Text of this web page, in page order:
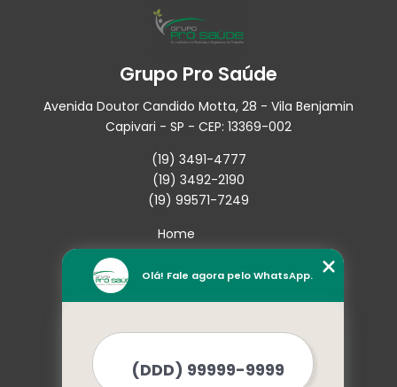
Grupo Pro Saúde
Avenida Doutor Candido Motta, 28 - Vila Benjamin
Capivari - SP - CEP: 13369-002
(19) 3491-4777
(19) 3492-2190
(19) 99571-7249
Home
Empresa
Missão
Mapa do site
Olá! Fale agora pelo WhatsApp.